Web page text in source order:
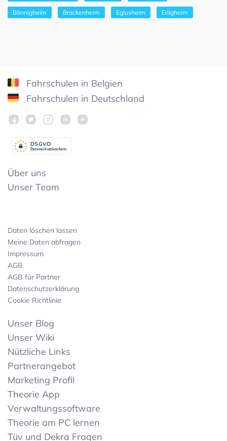
Bönnigheim Brackenheim Eglosheim Erligheim
Fahrschulen in Belgien
Fahrschulen in Deutschland
Datenschutzkonform
DSGVO
Über uns
Unser Team
Daten löschen lassen
Meine Daten abfragen
Impressum
AGB
AGB für Partner
Datenschutzerklärung
Cookie Richtlinie
Unser Blog
Unser Wiki
Nützliche Links
Partnerangebot
Marketing Profil
Theorie App
Verwaltungssoftware
Theorie am PC lernen
Tüv und Dekra Fragen